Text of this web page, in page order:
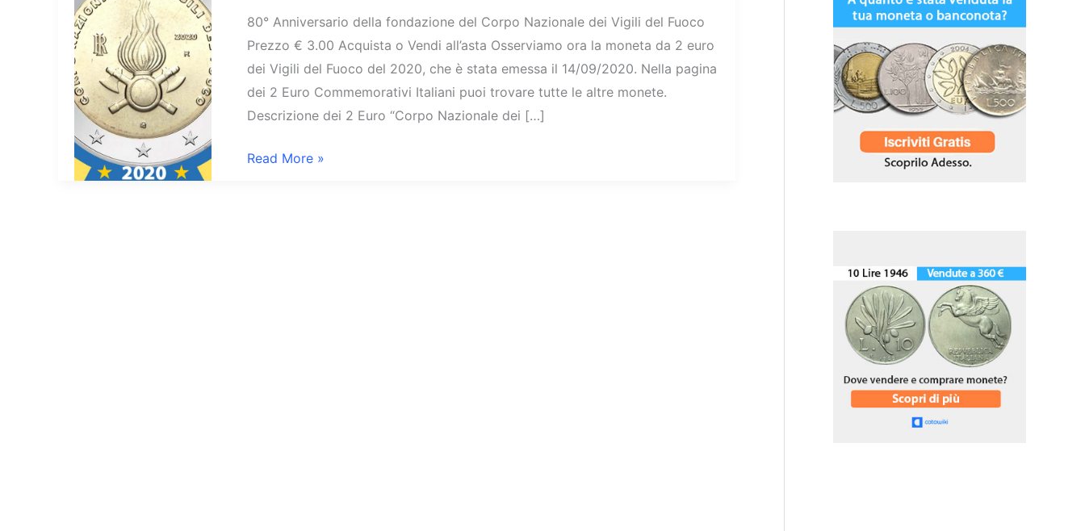
80° Anniversario della fondazione del Corpo Nazionale dei Vigili del Fuoco
Prezzo € 3.00 Acquista o Vendi all’asta Osserviamo ora la moneta da 2 euro
dei Vigili del Fuoco del 2020, che è stata emessa il 14/09/2020. Nella pagina
dei 2 Euro Commemorativi Italiani puoi trovare tutte le altre monete.
Descrizione dei 2 Euro “Corpo Nazionale dei […]
2
Read More »